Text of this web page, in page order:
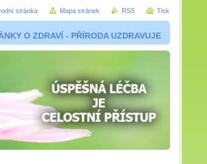
O ZDRAVÍ - PŘÍRODA UZDRAVUJE
stránka Mapa stránek RSS Tisk